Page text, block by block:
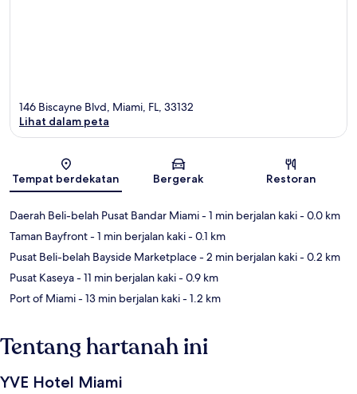
Peta
146 Biscayne Blvd, Miami, FL, 33132
Lihat dalam peta
Tempat berdekatan Bergerak Restoran
Daerah Beli-belah Pusat Bandar Miami- 1 min berjalan kaki- 0.0 km
Taman Bayfront- 1 min berjalan kaki- 0.1 km
Pusat Beli-belah Bayside Marketplace- 2 min berjalan kaki- 0.2 km
Pusat Kaseya- 11 min berjalan kaki- 0.9 km
Port of Miami- 13 min berjalan kaki- 1.2 km
Tentang hartanah ini
YVE Hotel Miami